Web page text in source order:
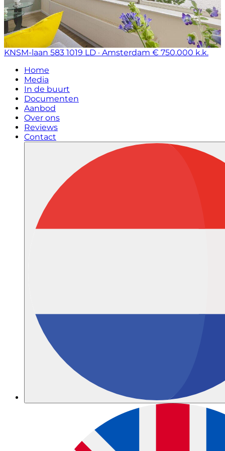
KNSM-laan 583 1019 LD · Amsterdam € 750.000 k.k.
Home
Media
In de buurt
Documenten
Aanbod
Over ons
Reviews
Contact